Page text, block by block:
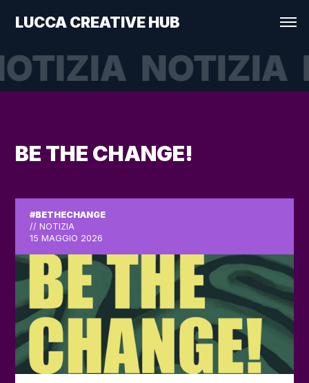
LUCCA CREATIVE HUB
NOTIZIA
BE THE CHANGE!
#BETHECHANGE
// NOTIZIA
15 MAGGIO 2026